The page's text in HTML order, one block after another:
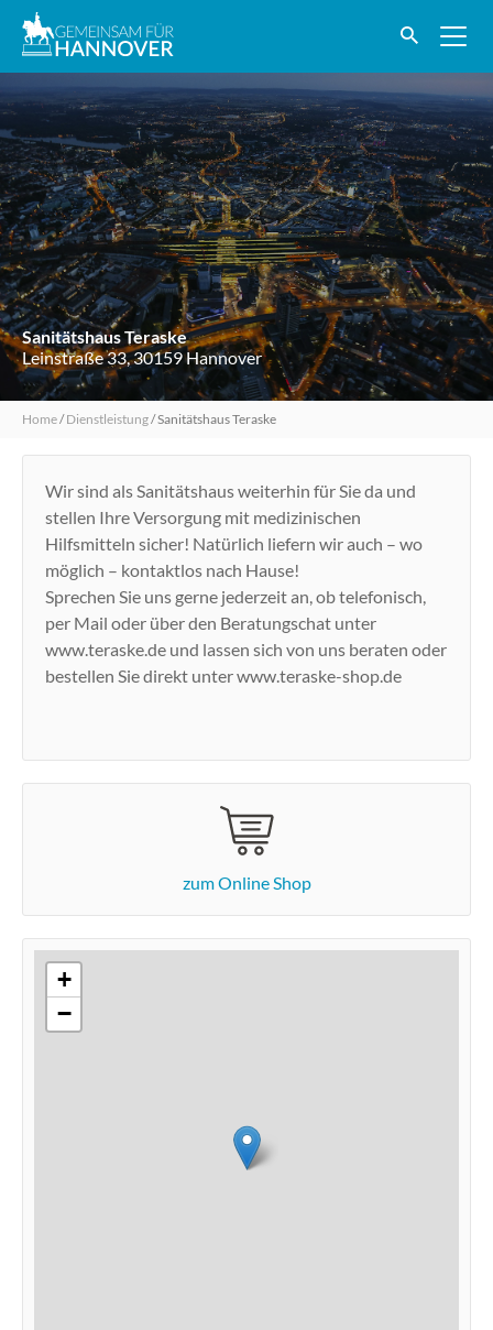
Sanitätshaus Teraske
Leinstraße 33, 30159 Hannover
Home/Dienstleistung/Sanitätshaus Teraske
Wir sind als Sanitätshaus weiterhin für Sie da und
stellen Ihre Versorgung mit medizinischen
Hilfsmitteln sicher! Natürlich liefern wir auch – wo
möglich – kontaktlos nach Hause!
Sprechen Sie uns gerne jederzeit an, ob telefonisch,
per Mail oder über den Beratungschat unter
www.teraske.de und lassen sich von uns beraten oder
bestellen Sie direkt unter www.teraske-shop.de
zum Online Shop
+
−